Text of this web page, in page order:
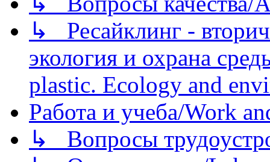
↳ Ресайклинг -
экология и охрана
plastic. Ecology and
Работа и учеба/Work
↳ Вопросы